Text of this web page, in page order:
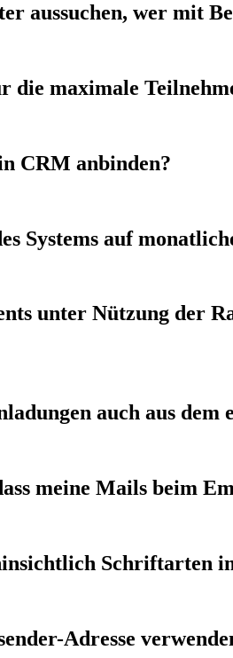
aussuchen, wer mit
maximale
CRM anbinden?
Systems auf
unter Nützung der
auch aus dem
meine Mails beim
Schriftarten
Adresse